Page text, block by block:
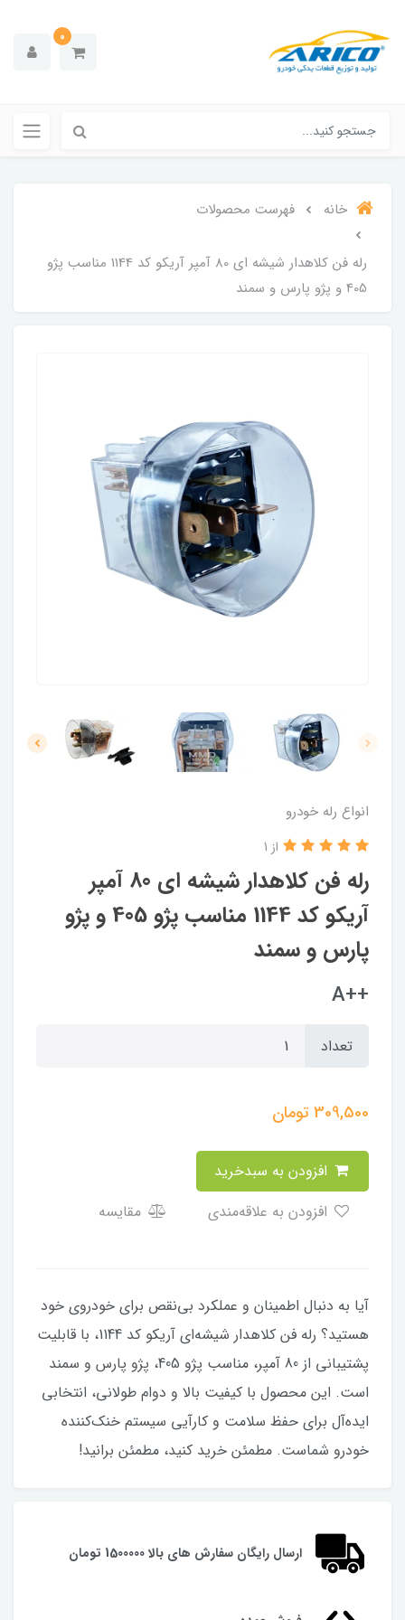
0
خانه فهرست محصولات
رله فن کلاهدار شیشه ای 80 آمپر آریکو کد 1144 مناسب پژو
405 و پژو پارس و سمند
انواع رله خودرو
رله فن کلاهدار شیشه ای 80 آمپر
آریکو کد 1144 مناسب پژو 405 و پژو
پارس و سمند
از 1
++A
تعداد
309,500تومان
مقایسه
آیا به دنبال اطمینان و عملکرد بی‌نقص برای خودروی خود
هستید؟ رله فن کلاهدار شیشه‌ای آریکو کد 1144، با قابلیت
پشتیبانی از 80 آمپر، مناسب پژو 405، پژو پارس و سمند
است. این محصول با کیفیت بالا و دوام طولانی، انتخابی
ایده‌آل برای حفظ سلامت و کارآیی سیستم خنک‌کننده
خودرو شماست. مطمئن خرید کنید، مطمئن برانید!
ارسال رایگان سفارش های بالا 1500000 تومان